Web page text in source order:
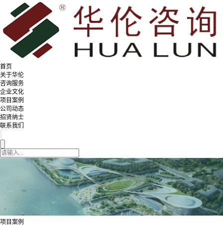
首页
关于华伦
咨询服务
企业文化
项目案例
公司动态
招贤纳士
联系我们
项目案例